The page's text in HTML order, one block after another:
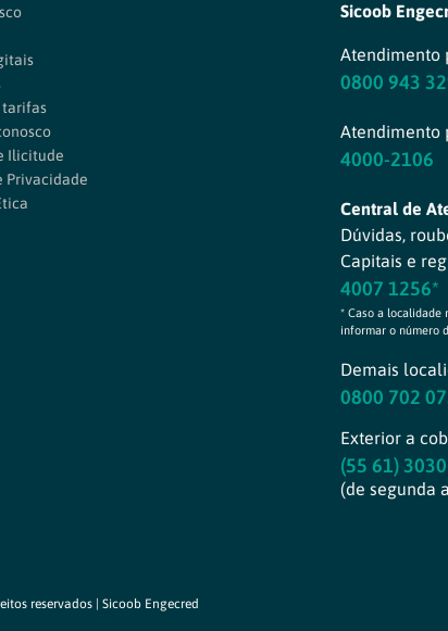
tarifas
Ilicitude
Privacidade
Sicoob
Atendimento
0800 943
Atendimento
4000-2106
Central de
Dúvidas,
Capitais e
4007 1256*
* Caso a localidade
informar o número
Demais
0800 702
Exterior a
(55 61)
(de segunda
reservados | Sicoob Engecred